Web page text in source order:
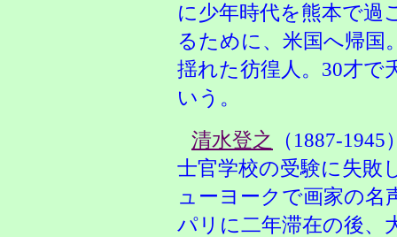
に少年時代を熊本で過
るために、米国へ帰国
揺れた彷徨人。30才で
いう。
清水登之
（1887-
士官学校の受験に失敗
ューヨークで画家の名
パリに二年滞在の後、